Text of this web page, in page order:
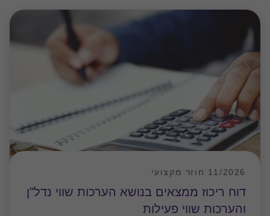
דוח ריכוז ממצאים בנושא הערכות שווי נדל"ן
והערכות שווי פעילות
11/2026 חוזר מקצועי